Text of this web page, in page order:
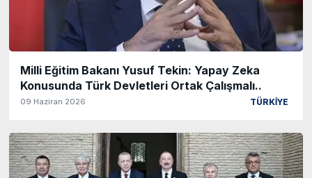
Milli Eğitim Bakanı Yusuf Tekin: Yapay Zeka
Konusunda Türk Devletleri Ortak Çalışmalı..
09 Haziran 2026 TÜRKİYE